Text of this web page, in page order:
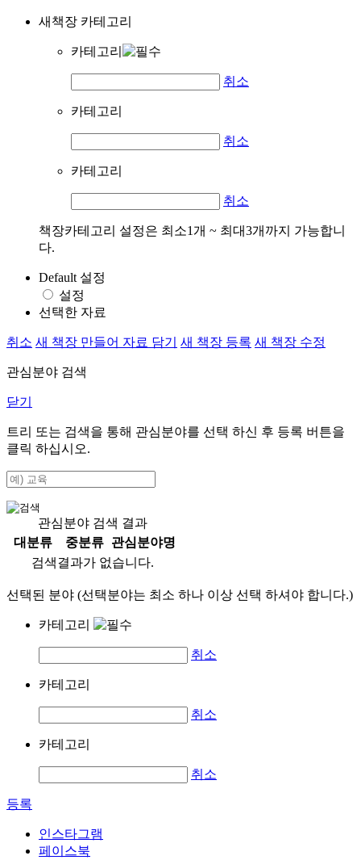
새책장 카테고리
카테고리
취소
카테고리
취소
카테고리
취소
책장카테고리 설정은 최소1개 ~ 최대3개까지 가능합니
다.
Default 설정
설정
선택한 자료
취소 새 책장 만들어 자료 담기 새 책장 등록 새 책장 수정
관심분야 검색
닫기
트리 또는 검색을 통해 관심분야를 선택 하신 후 등록 버튼을
클릭 하십시오.
관심분야 검색 결과
대분류
중분류
관심분야명
검색결과가 없습니다.
선택된 분야 (선택분야는 최소 하나 이상 선택 하셔야 합니다.)
카테고리
취소
카테고리
취소
카테고리
취소
등록
인스타그램
페이스북